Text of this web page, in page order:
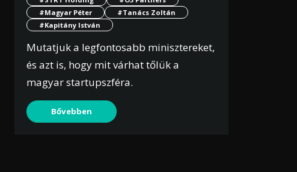
#Magyar Péter
#Tanács Zoltán
#Kapitány István
Mutatjuk a legfontosabb minisztereket,
és azt is, hogy mit várhat tőlük a
magyar startupszféra.
Bővebben